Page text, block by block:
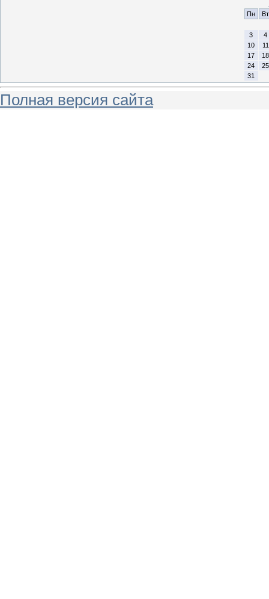
Пн
Вт
3
4
10
11
17
18
24
25
31
Полная версия сайта